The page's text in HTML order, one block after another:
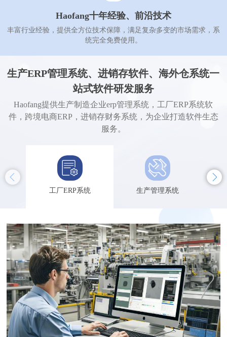
Haofang十年经验、前沿技术
丰富行业经验，提供全方位技术保障，满足复杂多变的市场需求，系
统完全免费使用。
生产ERP管理系统、进销存软件、海外仓系统一
站式软件研发服务
Haofang提供生产制造企业erp管理系统，工厂ERP系统软
件，跨境电商ERP，进销存财务系统，为企业打造软件生态
服务。
工厂ERP系统 生产管理系统